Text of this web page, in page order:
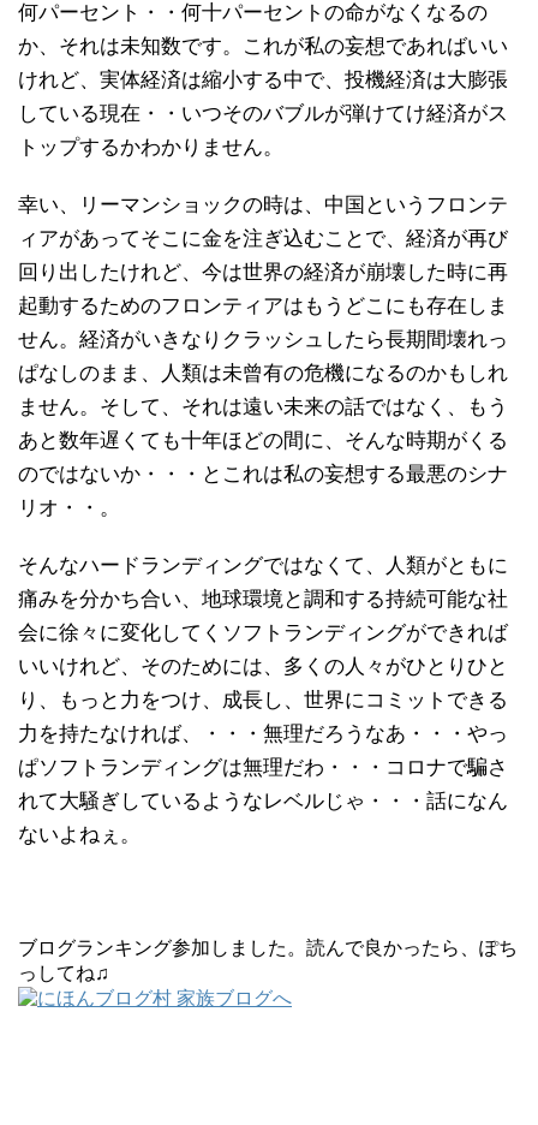
何パーセント・・何十パーセントの命がなくなるの
か、それは未知数です。これが私の妄想であればいい
けれど、実体経済は縮小する中で、投機経済は大膨張
している現在・・いつそのバブルが弾けてけ経済がス
トップするかわかりません。
幸い、リーマンショックの時は、中国というフロンテ
ィアがあってそこに金を注ぎ込むことで、経済が再び
回り出したけれど、今は世界の経済が崩壊した時に再
起動するためのフロンティアはもうどこにも存在しま
せん。経済がいきなりクラッシュしたら長期間壊れっ
ぱなしのまま、人類は未曾有の危機になるのかもしれ
ません。そして、それは遠い未来の話ではなく、もう
あと数年遅くても十年ほどの間に、そんな時期がくる
のではないか・・・とこれは私の妄想する最悪のシナ
リオ・・。
そんなハードランディングではなくて、人類がともに
痛みを分かち合い、地球環境と調和する持続可能な社
会に徐々に変化してくソフトランディングができれば
いいけれど、そのためには、多くの人々がひとりひと
り、もっと力をつけ、成長し、世界にコミットできる
力を持たなければ、・・・無理だろうなあ・・・やっ
ぱソフトランディングは無理だわ・・・コロナで騙さ
れて大騒ぎしているようなレベルじゃ・・・話になん
ないよねぇ。
ブログランキング参加しました。読んで良かったら、ぽち
っしてね♫